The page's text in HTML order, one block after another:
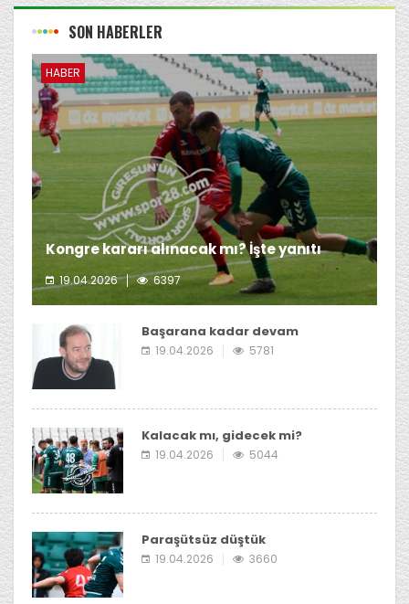
SON HABERLER
HABER
Kongre kararı alınacak mı? İşte yanıtı
19.04.2026 6397
Giresunspor Başkanı Emin Eltuğral'ın kongre kararı
Başarana kadar devam
19.04.2026 5781
Kalacak mı, gidecek mi?
19.04.2026 5044
Paraşütsüz düştük
19.04.2026 3660